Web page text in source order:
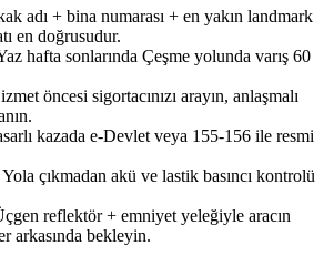
adı + bina numarası + en yakın landmark
en doğrusudur.
hafta sonlarında Çeşme yolunda varış 60
öncesi sigortacınızı arayın, anlaşmalı
kazada e-Devlet veya 155-156 ile resmi
Yola çıkmadan akü ve lastik basıncı kontrolü
reflektör + emniyet yeleğiyle aracın
arkasında bekleyin.